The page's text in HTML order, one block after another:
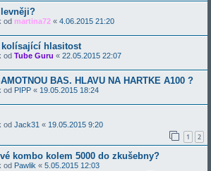
od martina72 « 4.06.2015 21:20
kolísající hlasitost
od Tube Guru « 22.05.2015 22:07
BAS. HLAVU NA HARTKE A100 ?
od PIPP « 19.05.2015 18:24
od Jack31 « 19.05.2015 9:20
1 2
kombo kolem 5000 do zkušebny?
od Pawlik « 5.05.2015 12:03